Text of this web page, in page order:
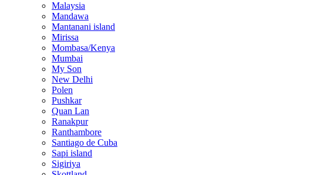
Malaysia
Mandawa
Mantanani island
Mirissa
Mombasa/Kenya
Mumbai
My Son
New Delhi
Polen
Pushkar
Quan Lan
Ranakpur
Ranthambore
Santiago de Cuba
Sapi island
Sigiriya